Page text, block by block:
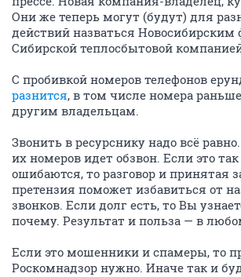
Они же теперь могут (будут) для
действий назваться
Сибирской теплосбытовой
С пробивкой номеров телефонов
разнится, в том числе номера
другим владельцам.
Звонить в ресурснику надо всё
их номеров идет обзвон. Если это
ошибаются, то разговор и принятая
претензия поможет избавиться от
звонков. Если долг есть, то Вы
почему. Результат и польза — в
Если это мошенники и спамеры, то
Роскомнадзор нужно. Иначе так и